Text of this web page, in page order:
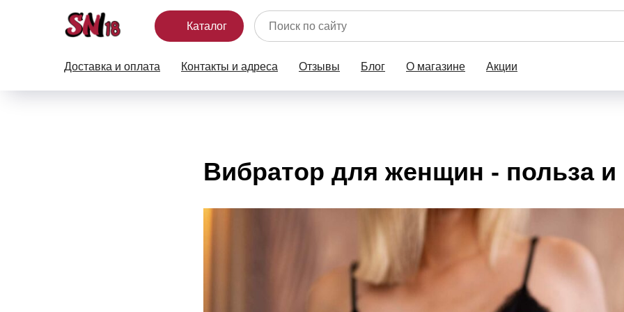
Каталог
Доставка и оплата Контакты и адреса Отзывы Блог О магазине Акции
Вибратор для женщин - польза и